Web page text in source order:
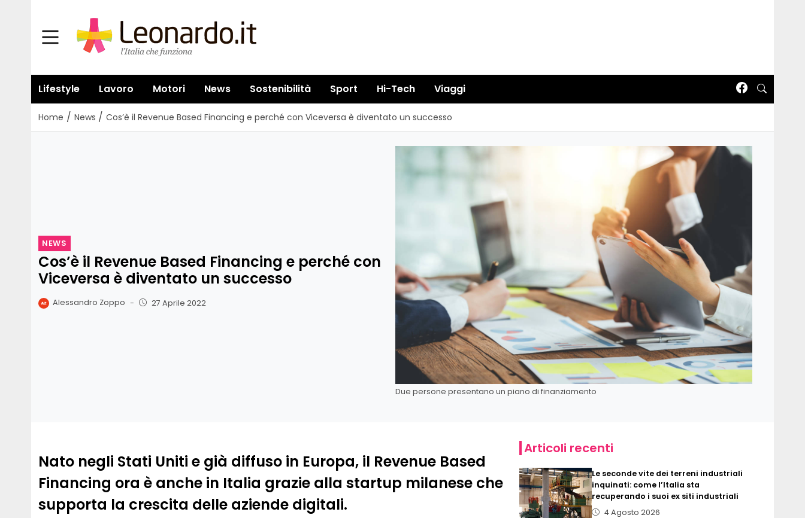
Lifestyle Lavoro Motori News Sostenibilità Sport Hi-Tech Viaggi
Home / News / Cos’è il Revenue Based Financing e perché con Viceversa è diventato un successo
NEWS
Cos’è il Revenue Based Financing e perché con
Viceversa è diventato un successo
Alessandro Zoppo - 27 Aprile 2022
Due persone presentano un piano di finanziamento
Nato negli Stati Uniti e già diffuso in Europa, il Revenue Based
Financing ora è anche in Italia grazie alla startup milanese che
supporta la crescita delle aziende digitali.
Articoli recenti
Le seconde vite dei terreni industriali
inquinati: come l’Italia sta
recuperando i suoi ex siti industriali
4 Agosto 2026